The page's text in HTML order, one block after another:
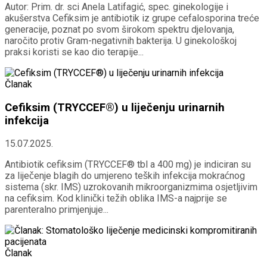
Autor: Prim. dr. sci Anela Latifagić, spec. ginekologije i
akušerstva Cefiksim je antibiotik iz grupe cefalosporina treće
generacije, poznat po svom širokom spektru djelovanja,
naročito protiv Gram-negativnih bakterija. U ginekološkoj
praksi koristi se kao dio terapije...
Članak
Cefiksim (TRYCCEF®) u liječenju urinarnih
infekcija
15.07.2025.
Antibiotik cefiksim (TRYCCEF® tbl a 400 mg) je indiciran su
za liječenje blagih do umjereno teških infekcija mokraćnog
sistema (skr. IMS) uzrokovanih mikroorganizmima osjetljivim
na cefiksim. Kod klinički težih oblika IMS-a najprije se
parenteralno primjenjuje...
Članak